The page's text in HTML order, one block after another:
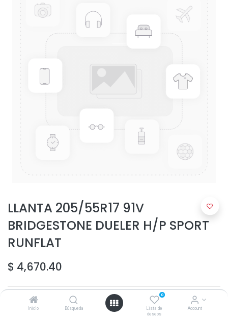
Inicio Búsqueda
0
Lista de
deseos
Account
LLANTA 205/55R17 91V
BRIDGESTONE DUELER H/P SPORT
RUNFLAT
$ 4,670.40